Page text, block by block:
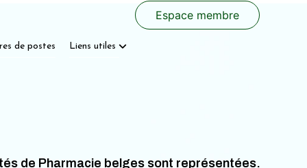
de postes Liens utiles
Espace membre
de Pharmacie belges sont représentées.